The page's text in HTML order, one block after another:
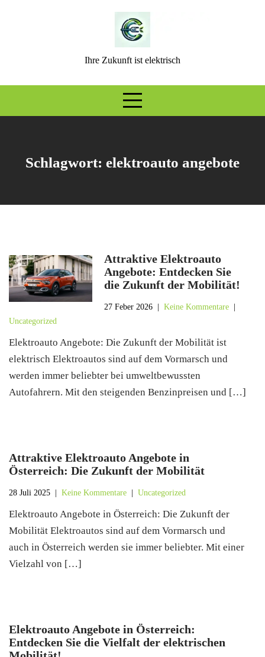
Ihre Zukunft ist elektrisch
Schlagwort: elektroauto angebote
Attraktive Elektroauto
Angebote: Entdecken Sie
die Zukunft der Mobilität!
27 Feber 2026 |Keine Kommentare
Uncategorized
Elektroauto Angebote: Die Zukunft der Mobilität ist
elektrisch Elektroautos sind auf dem Vormarsch und
werden immer beliebter bei umweltbewussten
Autofahrern. Mit den steigenden Benzinpreisen und […]
Attraktive Elektroauto Angebote in
Österreich: Die Zukunft der Mobilität
28 Juli 2025 Keine Kommentare Uncategorized
Elektroauto Angebote in Österreich: Die Zukunft der
Mobilität Elektroautos sind auf dem Vormarsch und
auch in Österreich werden sie immer beliebter. Mit einer
Vielzahl von […]
Elektroauto Angebote in Österreich:
Entdecken Sie die Vielfalt der elektrischen